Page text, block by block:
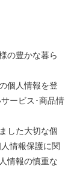
の豊かな暮ら
個人情報を登
ービス･商品情
した大切な個
情報保護に関
情報の慎重な